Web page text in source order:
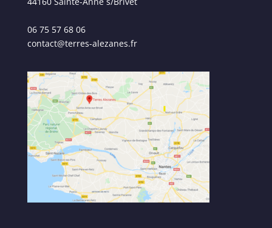
06 75 57 68 06
contact@terres-alezanes.fr